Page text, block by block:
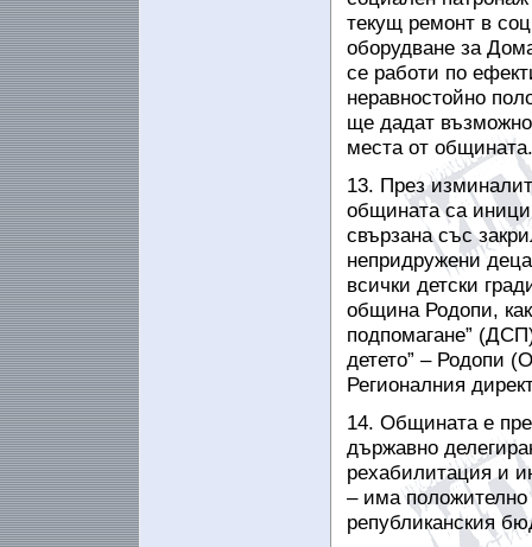
текущ ремонт в
оборудване за
се работи по
неравностойно
ще дадат
места от общината.
13. През
общината са
свързана със
непридружени
всички детски
община Родопи,
подпомагане”
детето” – Родопи
Регионалния
14. Общината е
държавно
рехабилитация и
– има
републиканския